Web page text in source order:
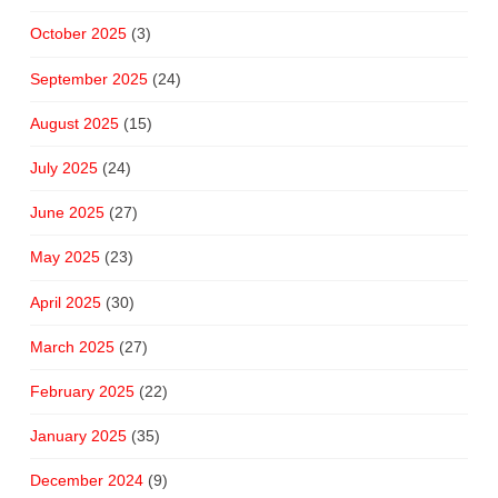
October 2025(3)
September 2025(24)
August 2025(15)
July 2025(24)
June 2025(27)
May 2025(23)
April 2025(30)
March 2025(27)
February 2025(22)
January 2025(35)
December 2024(9)